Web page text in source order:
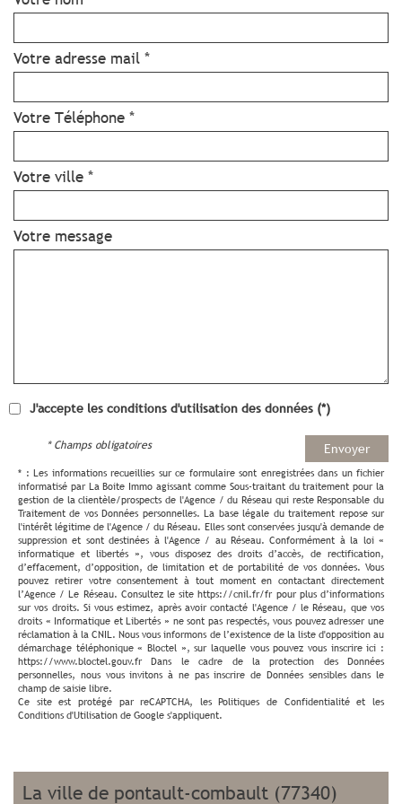
Votre adresse mail *
Votre Téléphone *
Votre ville *
Votre message
J'accepte les conditions d'utilisation des données (*)
Envoyer
* Champs obligatoires
* : Les informations recueillies sur ce formulaire sont enregistrées dans un fichier
informatisé par La Boite Immo agissant comme Sous-traitant du traitement pour la
gestion de la clientèle/prospects de l'Agence / du Réseau qui reste Responsable du
Traitement de vos Données personnelles. La base légale du traitement repose sur
l'intérêt légitime de l'Agence / du Réseau. Elles sont conservées jusqu'à demande de
suppression et sont destinées à l'Agence / au Réseau. Conformément à la loi «
informatique et libertés », vous disposez des droits d’accès, de rectification,
d’effacement, d’opposition, de limitation et de portabilité de vos données. Vous
pouvez retirer votre consentement à tout moment en contactant directement
l’Agence / Le Réseau. Consultez le site https://cnil.fr/fr pour plus d’informations
sur vos droits. Si vous estimez, après avoir contacté l'Agence / le Réseau, que vos
droits « Informatique et Libertés » ne sont pas respectés, vous pouvez adresser une
réclamation à la CNIL. Nous vous informons de l’existence de la liste d'opposition au
démarchage téléphonique « Bloctel », sur laquelle vous pouvez vous inscrire ici :
https://www.bloctel.gouv.fr Dans le cadre de la protection des Données
personnelles, nous vous invitons à ne pas inscrire de Données sensibles dans le
champ de saisie libre.
Ce site est protégé par reCAPTCHA, lesPolitiques de Confidentialitéet les
Conditions d'Utilisation de Google s'appliquent.
la ville de pontault-combault (77340)